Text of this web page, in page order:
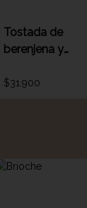
Tostada de
berenjena y
(Sourdough)
$31.900